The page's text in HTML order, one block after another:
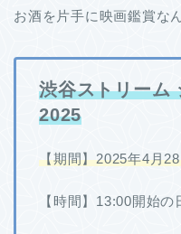
お酒を片手に映画鑑賞な
渋谷ストリーム
2025
【期間】2025年4月
【時間】13:00開始